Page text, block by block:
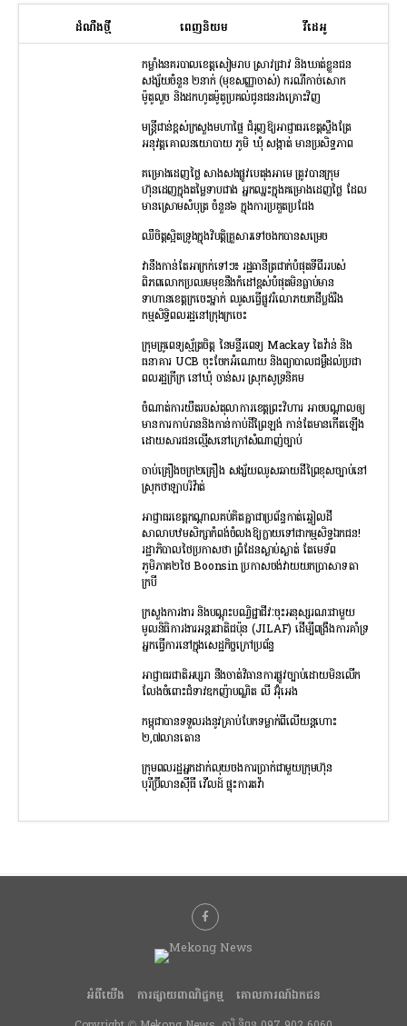
ដំណឹងថ្មី ពេញនិយម វីដេអូ
កម្លាំងនគរបាលខេត្តសៀមរាប ស្រាវជ្រាវ និងឃាត់ខ្លួនជន
សង្ស័យចំនួន ២នាក់ (មុខសញ្ញាចាស់) ករណីកាច់សោក
ម៉ូតូលួច និងដកហូតម៉ូតូប្រគល់ជូនជនរងគ្រោះវិញ
មន្រ្តីជាន់ខ្ពស់ក្រសួងមហាផ្ទៃ ជំរុញឱ្យអាជ្ញាធរខេត្តស្ទឹងត្រែ
អនុវត្តគោលនយោបាយ ភូមិ ឃុំ សង្កាត់ មានប្រសិទ្ធភាព
គម្រោងដេញថ្លៃ សាងសងផ្លូវបេតុងអាមេ ត្រូវបានក្រុម
ហ៊ុនដេញក្នុងតម្លៃទាបជាង អ្នកឈ្នះក្នុងគម្រោងដេញថ្លៃ ដែល
មានស្រោមសំបុត្រ ចំនួន៦ ក្នុងការប្រគួតប្រជែង
ឈឺចិត្តស្អិតទ្រូងក្នុងវិបត្តិគ្រួសារទៅចងកបានសម្រេច
វានឹងកាន់តែអាក្រក់ទៅៗ៖ រដ្ឋធានីត្រជាក់បំផុតទីពីររបស់
ពិភពលោកប្រឈមមុខនឹងកំដៅខ្ពស់បំផុតមិនធ្លាប់មាន
ទាហានខេត្តក្រចេះម្នាក់ ឈូសធ្វើផ្លូវរំលោភយកដីប្លង់រឹង
កម្មសិទ្ធិពលរដ្ឋនៅក្រុងក្រចេះ
ក្រុមគ្រូពេទ្យស្ម័ត្រចិត្ត នៃមន្ទីរពេទ្យ Mackay តៃវ៉ាន់ និង
ធនាគារ UCB ចុះចែកអំណោយ និងព្យាបាលជម្ងឺដល់ប្រជា
ពលរដ្ឋក្រីក្រ នៅឃុំ ចាន់សរ ស្រុកសូទ្រនិគម
ចំណាត់ការយឺតរបស់តុលាការខេត្តព្រះវិហារ អាចបណ្តាលឲ្យ
មានការកាប់រាននិងកាន់កាប់ដីព្រៃឡង់ កាន់តែមានកើតឡើង
ដោយសារជនល្មើសនៅក្រៅសំណាញ់ច្បាប់
ចាប់គ្រឿងចក្រ២គ្រឿង សង្ស័យឈូសឆាយដីព្រៃខុសច្បាប់នៅ
ស្រុកថាឡាបរិវ៉ាត់
អាជ្ញាធរខេត្តកណ្តាលគប់គិតគ្នាជាប្រព័ន្ធកាត់ឆ្វៀលដី
សាលាបឋមសិក្សាកំពង់ចំលងឱ្យក្លាយទៅជាកម្មសិទ្ធឯកជន!
រដ្ឋាភិបាលថៃប្រកាសថា ព្រំដែនស្ងាប់ស្ងាត់ តែមេទ័ព
ភូមិភាគ២ថៃ Boonsin ប្រកាសចង់វាយយកប្រាសាទតា
ក្របី
ក្រសួងការងារ និងបណ្ដុះបណ្វិជ្ជាជីវៈចុះអនុស្សរណៈជាមួយ
មូលនិធិការងារអន្ដរជាតិជប៉ុន (JILAF) ដើម្បីពង្រឹងការគាំទ្រ
អ្នកធ្វើការនៅក្នុងសេដ្ឋកិច្ចក្រៅប្រព័ន្ធ
អាជ្ញាធរជាតិអប្សរា នឹងចាត់វិធានការផ្លូវច្បាប់ដោយមិនលើក
លែងចំពោះជំទាវឧកញ៉ាបណ្ឌិត លី អ៊ុំអេង
កម្ពុជាបានទទួលរងនូវគ្រាប់បែកទម្លាក់ពីលើយន្តហោះ
២,៧លានតោន
ក្រុមពលរដ្ឋអ្នកដាក់លុយចងការប្រាក់ជាមួយក្រុមហ៊ុន
បុរីប៊្រីលានស៊ីធី វើលដ៍ ផ្ទុះការតវ៉ា
អំពីយើង ការផ្សាយពាណិជ្ជកម្ម
គោលការណ៍ឯកជន